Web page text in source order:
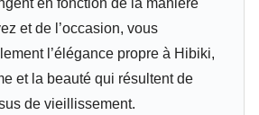
en fonction de la manière
et de l’occasion, vous
l’élégance propre à Hibiki,
et la beauté qui résultent de
de vieillissement.